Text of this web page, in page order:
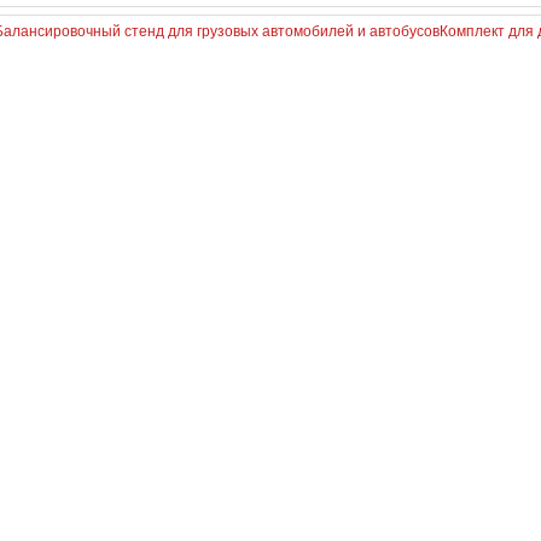
стенд для грузовых автомобилей и автобусовКомплект для